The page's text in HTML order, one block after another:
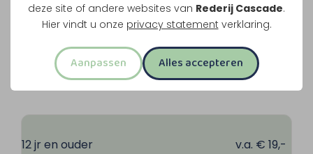
deze site of andere websites van Rederij Cascade.
Hier vindt u onze privacy statement verklaring.
Aanpassen Alles accepteren
Midden-Limburg in één rondvaart
Twee uur varen
Opstappen in Maasbracht of Thorn
Meest familievriendelijke rondvaart
12 jr en ouder
v.a. € 19,-